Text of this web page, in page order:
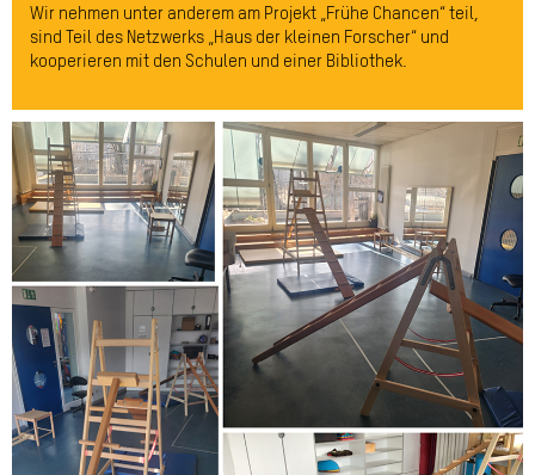
Wir nehmen unter anderem am Projekt „Frühe Chancen“ teil,
sind Teil des Netzwerks „Haus der kleinen Forscher“ und
kooperieren mit den Schulen und einer Bibliothek.